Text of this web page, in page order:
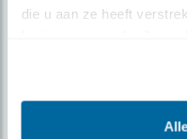
die u aan ze heeft
AANMELDEN